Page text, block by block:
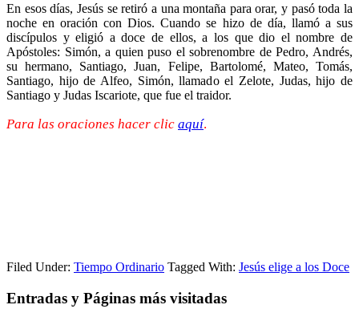
En esos días, Jesús se retiró a una montaña para orar, y pasó toda la
noche en oración con Dios. Cuando se hizo de día, llamó a sus
discípulos y eligió a doce de ellos, a los que dio el nombre de
Apóstoles: Simón, a quien puso el sobrenombre de Pedro, Andrés,
su hermano, Santiago, Juan, Felipe, Bartolomé, Mateo, Tomás,
Santiago, hijo de Alfeo, Simón, llamado el Zelote, Judas, hijo de
Santiago y Judas Iscariote, que fue el traidor.
Para las oraciones hacer clic aquí.
Filed Under: Tiempo Ordinario Tagged With: Jesús elige a los Doce
Entradas y Páginas más visitadas